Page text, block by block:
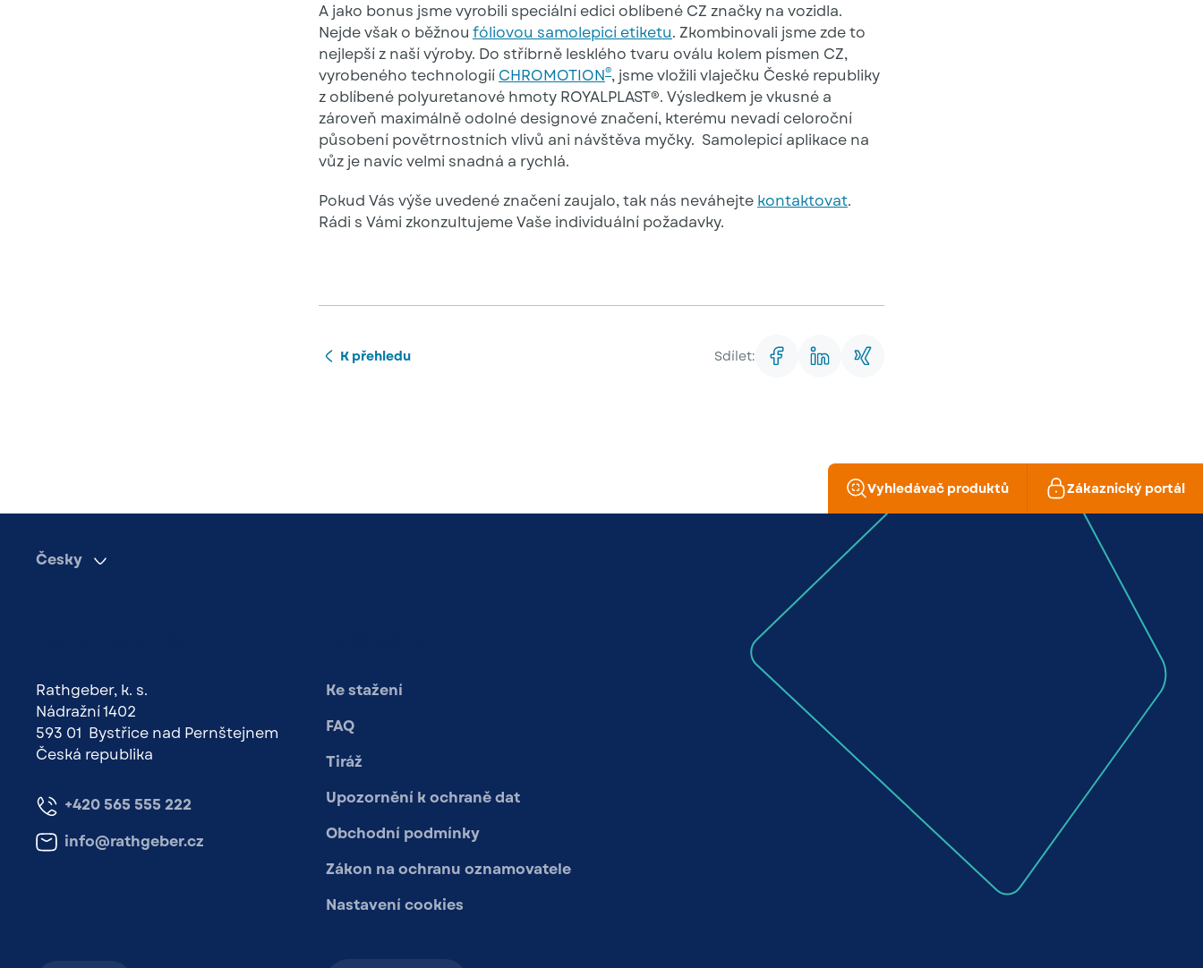
A jako bonus jsme vyrobili speciální edici oblíbené CZ značky na vozidla.
Nejde však o běžnou fóliovou samolepicí etiketu. Zkombinovali jsme zde to
nejlepší z naší výroby. Do stříbrně lesklého tvaru oválu kolem písmen CZ,
vyrobeného technologií CHROMOTION®, jsme vložili vlaječku České republiky
z oblíbené polyuretanové hmoty ROYALPLAST®. Výsledkem je vkusné a
zároveň maximálně odolné designové značení, kterému nevadí celoroční
působení povětrnostních vlivů ani návštěva myčky. Samolepicí aplikace na
vůz je navíc velmi snadná a rychlá.
Pokud Vás výše uvedené značení zaujalo, tak nás neváhejte kontaktovat.
Rádi s Vámi zkonzultujeme Vaše individuální požadavky.
K přehledu Sdílet:
Vyhledávač produktů Zákaznický portál
Česky
Rathgeber, k. s.
Nádražní 1402
593 01 Bystřice nad Pernštejnem
Česká republika
+420 565 555 222
info@rathgeber.cz
Ke stažení
FAQ
Tiráž
Upozornění k ochraně dat
Obchodní podmínky
Zákon na ochranu oznamovatele
Nastavení cookies